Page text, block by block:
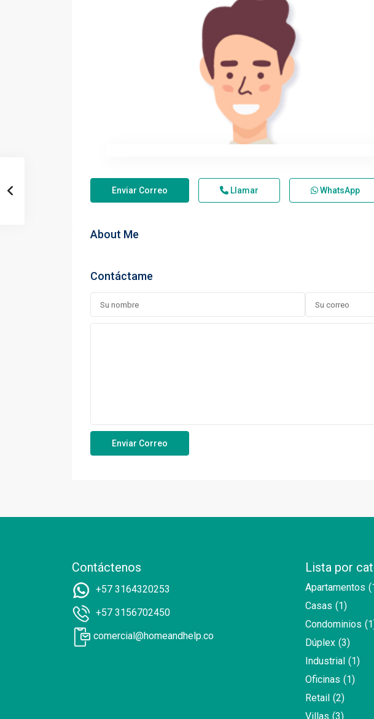
Enviar Correo Llamar WhatsApp
About Me
Contáctame
Contáctenos
+57 3164320253
+57 3156702450
comercial@homeandhelp.co
Lista por
Apartamentos
Casas (1)
Condominios
Dúplex (3)
Industrial (1)
Oficinas (1)
Retail (2)
Villas (3)